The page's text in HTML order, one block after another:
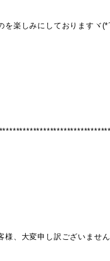
を楽しみにしておりますヾ
様、大変申し訳ございません